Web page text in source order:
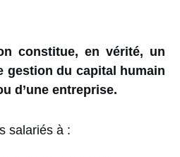
constitue, en vérité, un
gestion du capital humain
d’une entreprise.
salariés à :